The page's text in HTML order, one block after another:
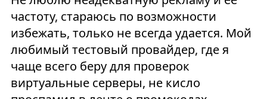
частоту, стараюсь по возможности
избежать, только не всегда удается. Мой
любимый тестовый провайдер, где я
чаще всего беру для проверок
виртуальные серверы, не кисло